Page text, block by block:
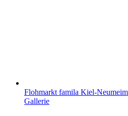
Flohmarkt famila Kiel-
Gallerie